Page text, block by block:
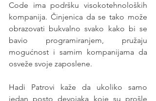
Code ima podršku visokotehnoloških
kompanija. Činjenica da se tako može
obrazovati bukvalno svako kako bi se
bavio programiranjem, pružaju
mogućnost i samim kompanijama da
osveže svoje zaposlene.
Hadi Patrovi kaže da ukoliko samo
jedan posto devojaka koje su prošle